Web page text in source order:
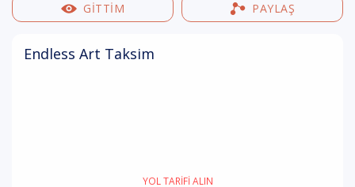
GİTTİM PAYLAŞ
Endless Art Taksim
YOL TARIFI ALIN